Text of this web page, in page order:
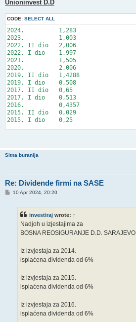
t
Unioninvest D.D
CODE: SELECT ALL
2024.          1,283
2023.          1,003
2022. II dio   2,006
2022. I dio    1,997
2021.          1,505
2020.          2,006
2019. II dio   1,4288
2019. I dio    0,508
2017. II dio   0,65
2017. I dio    0,513
2016.          0,4357
2015. II dio   0,029
2015. I dio    0,25
Sitna buranija
Re: Dividende firmi na SASE
P10 Apr 2024, 20:20
investiraj wrote: ↑
Nadjoh u izjestajima za
BOSNA REOSIGURANJE D.D. SARAJEVO
Iz izvjestaja za 2014.
isplaćena dividenda od 6%
Iz izvjestaja za 2015.
isplaćena dividenda od 6%
Iz izvjestaja za 2016.
isplaćena dividenda od 6%